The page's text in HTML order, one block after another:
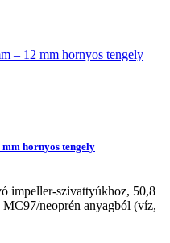
hornyos tengely
impeller-szivattyúkhoz, 50,8
neoprén anyagból (víz,